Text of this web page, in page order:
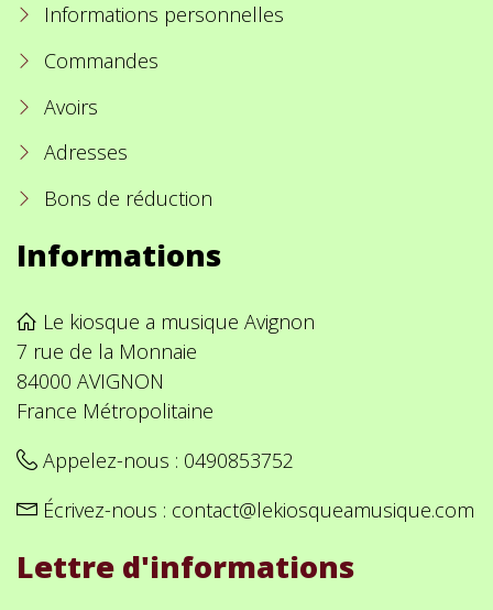
Informations personnelles
Commandes
Avoirs
Adresses
Bons de réduction
Informations
Le kiosque a musique Avignon
7 rue de la Monnaie
84000 AVIGNON
France Métropolitaine
Appelez-nous : 0490853752
Écrivez-nous : contact@lekiosqueamusique.com
Lettre d'informations